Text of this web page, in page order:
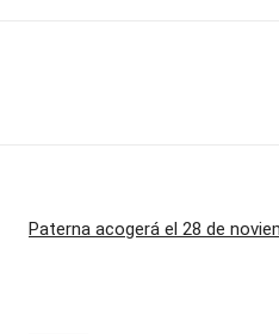
Paterna acogerá el 28 de